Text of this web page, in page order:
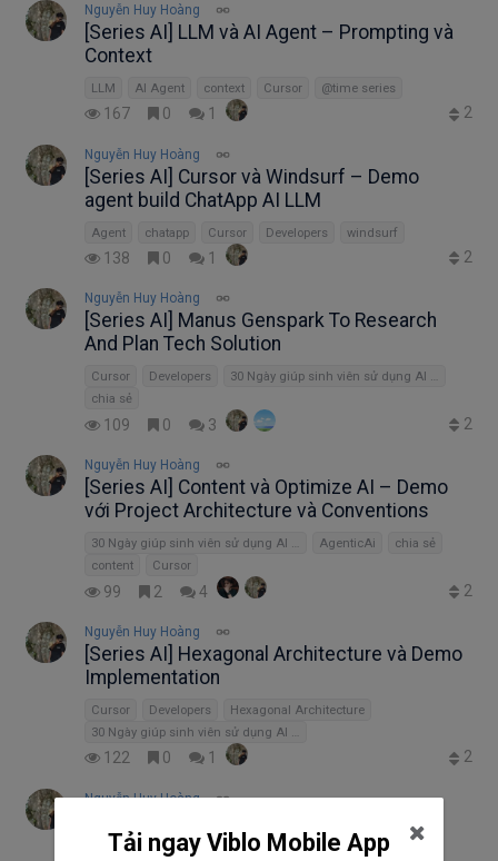
Nguyễn Huy Hoàng
[Series AI] LLM và AI Agent – Prompting và
Context
LLM AI Agent context Cursor @time series
167 0 1 2
Nguyễn Huy Hoàng
[Series AI] Cursor và Windsurf – Demo
agent build ChatApp AI LLM
Agent chatapp Cursor Developers windsurf
138 0 1 2
Nguyễn Huy Hoàng
[Series AI] Manus Genspark To Research
And Plan Tech Solution
Cursor Developers
30 Ngày giúp sinh viên sử dụng AI hiệu quả
chia sẻ
109 0 3 2
Nguyễn Huy Hoàng
[Series AI] Content và Optimize AI – Demo
với Project Architecture và Conventions
30 Ngày giúp sinh viên sử dụng AI hiệu quả AgenticAi
chia sẻ
content
Cursor
99 2 4 2
Nguyễn Huy Hoàng
[Series AI] Hexagonal Architecture và Demo
Implementation
Cursor Developers
Hexagonal Architecture
30 Ngày giúp sinh viên sử dụng AI hiệu quả
122 0 1 2
Nguyễn Huy Hoàng
Architecture Layers
Tải ngay Viblo Mobile App